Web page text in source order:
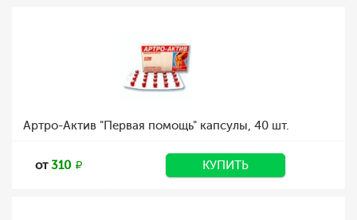
Артро-Актив "Первая помощь" капсулы, 40 шт.
от310 КУПИТЬ